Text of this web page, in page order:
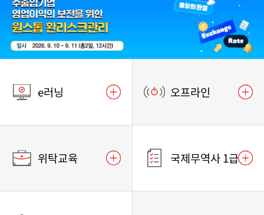
e러닝 오프라인
위탁교육 국제무역사 1급